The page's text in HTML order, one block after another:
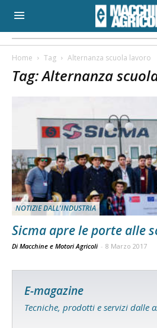
Home Tag Alternanza scuola lavoro
Tag: Alternanza
NOTIZIE DALL'INDUSTRIA
Sicma apre le porte alle
Di Macchine e Motori Agricoli - 8 Marzo 2017
E-magazine
Tecniche, prodotti e servizi dalle